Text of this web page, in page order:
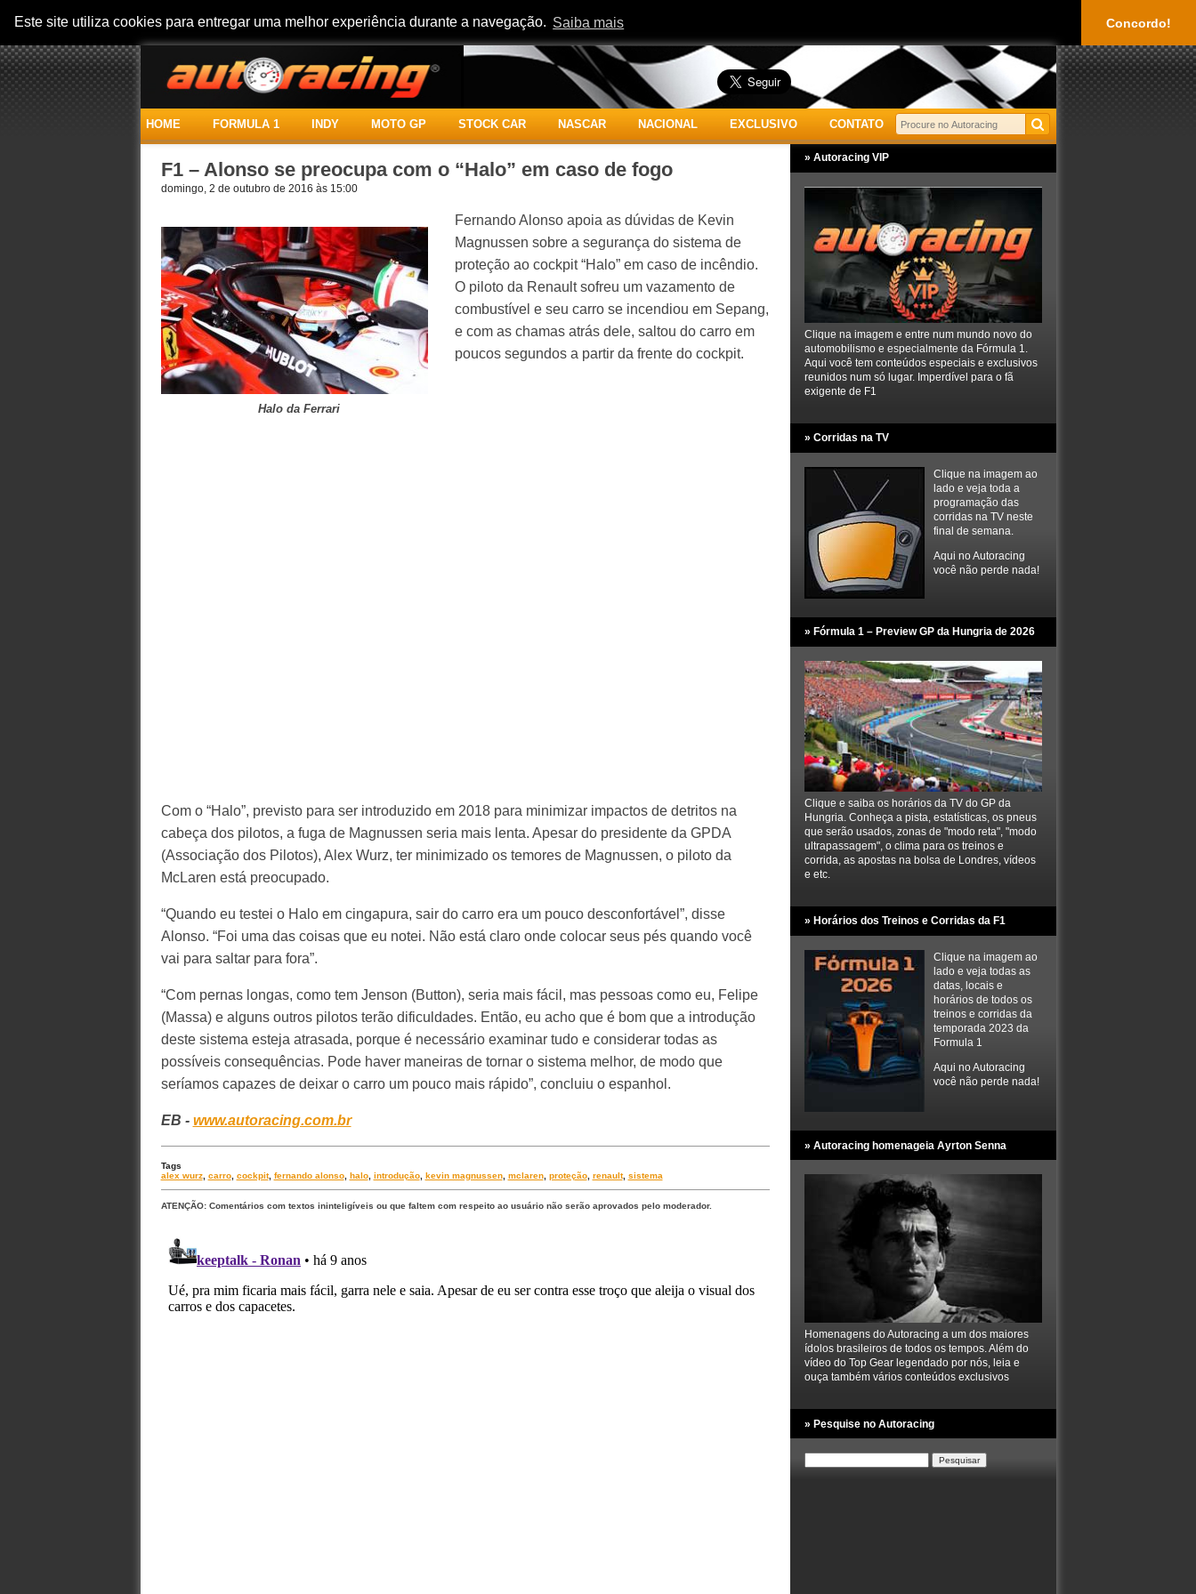
Este site utiliza cookies para entregar uma melhor experiência durante a navegação. Saiba mais Concordo!
HOME FORMULA 1 INDY MOTO GP STOCK CAR NASCAR NACIONAL EXCLUSIVO CONTATO
F1 – Alonso se preocupa com o “Halo” em caso de fogo
domingo, 2 de outubro de 2016 às 15:00
Halo da Ferrari
Fernando Alonso apoia as dúvidas de Kevin
Magnussen sobre a segurança do sistema de
proteção ao cockpit “Halo” em caso de incêndio.
O piloto da Renault sofreu um vazamento de
combustível e seu carro se incendiou em Sepang,
e com as chamas atrás dele, saltou do carro em
poucos segundos a partir da frente do cockpit.
Com o “Halo”, previsto para ser introduzido em 2018 para minimizar impactos de detritos na
cabeça dos pilotos, a fuga de Magnussen seria mais lenta. Apesar do presidente da GPDA
(Associação dos Pilotos), Alex Wurz, ter minimizado os temores de Magnussen, o piloto da
McLaren está preocupado.
“Quando eu testei o Halo em cingapura, sair do carro era um pouco desconfortável”, disse
Alonso. “Foi uma das coisas que eu notei. Não está claro onde colocar seus pés quando você
vai para saltar para fora”.
“Com pernas longas, como tem Jenson (Button), seria mais fácil, mas pessoas como eu, Felipe
(Massa) e alguns outros pilotos terão dificuldades. Então, eu acho que é bom que a introdução
deste sistema esteja atrasada, porque é necessário examinar tudo e considerar todas as
possíveis consequências. Pode haver maneiras de tornar o sistema melhor, de modo que
seríamos capazes de deixar o carro um pouco mais rápido”, concluiu o espanhol.
EB - www.autoracing.com.br
Tags
alex wurz, carro, cockpit, fernando alonso, halo, introdução, kevin magnussen, mclaren, proteção, renault, sistema
ATENÇÃO: Comentários com textos ininteligíveis ou que faltem com respeito ao usuário não serão aprovados pelo moderador.
» Autoracing VIP
Clique na imagem e entre num mundo novo do
automobilismo e especialmente da Fórmula 1.
Aqui você tem conteúdos especiais e exclusivos
reunidos num só lugar. Imperdível para o fã
exigente de F1
» Corridas na TV
Clique na imagem ao
lado e veja toda a
programação das
corridas na TV neste
final de semana.
Aqui no Autoracing
você não perde nada!
» Fórmula 1 – Preview GP da Hungria de 2026
Clique e saiba os horários da TV do GP da
Hungria. Conheça a pista, estatísticas, os pneus
que serão usados, zonas de "modo reta", "modo
ultrapassagem", o clima para os treinos e
corrida, as apostas na bolsa de Londres, vídeos
e etc.
» Horários dos Treinos e Corridas da F1
Clique na imagem ao
lado e veja todas as
datas, locais e
horários de todos os
treinos e corridas da
temporada 2023 da
Formula 1
Aqui no Autoracing
você não perde nada!
» Autoracing homenageia Ayrton Senna
Homenagens do Autoracing a um dos maiores
ídolos brasileiros de todos os tempos. Além do
vídeo do Top Gear legendado por nós, leia e
ouça também vários conteúdos exclusivos
» Pesquise no Autoracing
por: